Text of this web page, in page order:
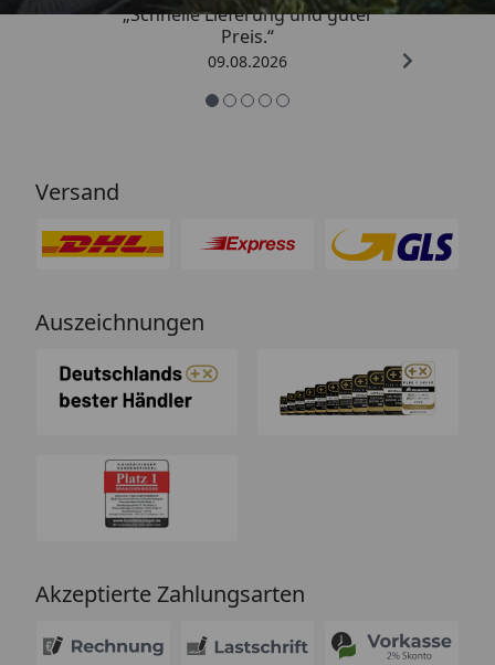
„Schnelle Lieferung und guter
Preis.“
09.08.2026
Versand
Auszeichnungen
Akzeptierte Zahlungsarten